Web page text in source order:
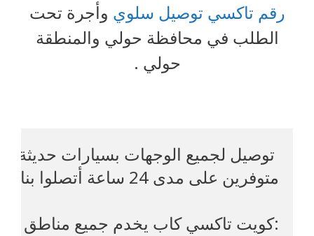
رقم تاكسي توصيل سلوي وأجرة تحت
الطلب في محافظة حولي والمنطقة
حولي .
:كويت تاكسي كاب يخدم جميع مناطق